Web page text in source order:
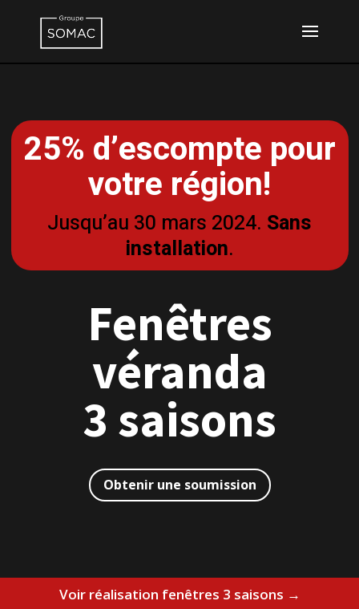
25% d’escompte pour
votre région!
Jusqu’au 30 mars 2024. Sans
installation.
Fenêtres
véranda
3 saisons
Obtenir une soumission
Voir réalisation fenêtres 3 saisons →